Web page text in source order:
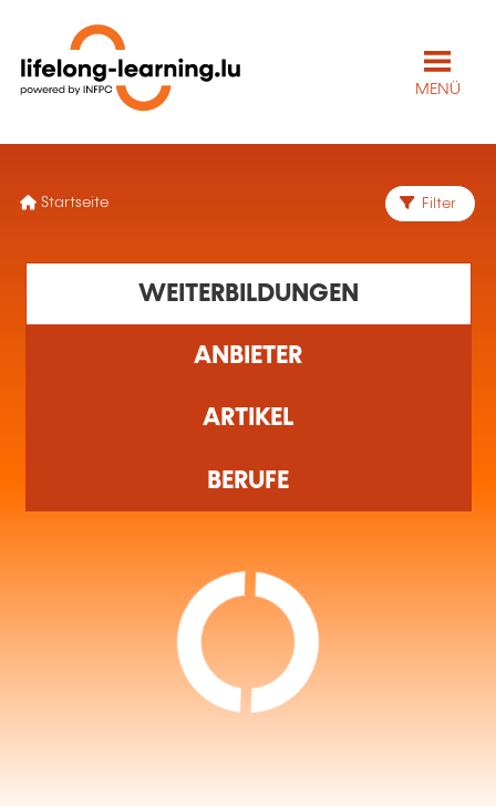
FR
Nacelles automotrices à
multidirectionnelle –
Recyclage - Formation
reconnue AAA
Transportwesen–
Beförderungs- und
10.09.2026 (+5 weitere Termine)